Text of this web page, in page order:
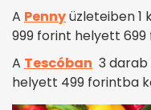
A Pennyüzleteiben 1
999 forint helyett
A Tescóban 3
helyett 499 forintba